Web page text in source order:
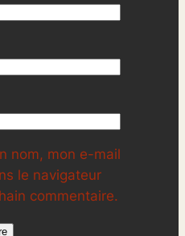
nom, mon e-mail
le navigateur
commentaire.